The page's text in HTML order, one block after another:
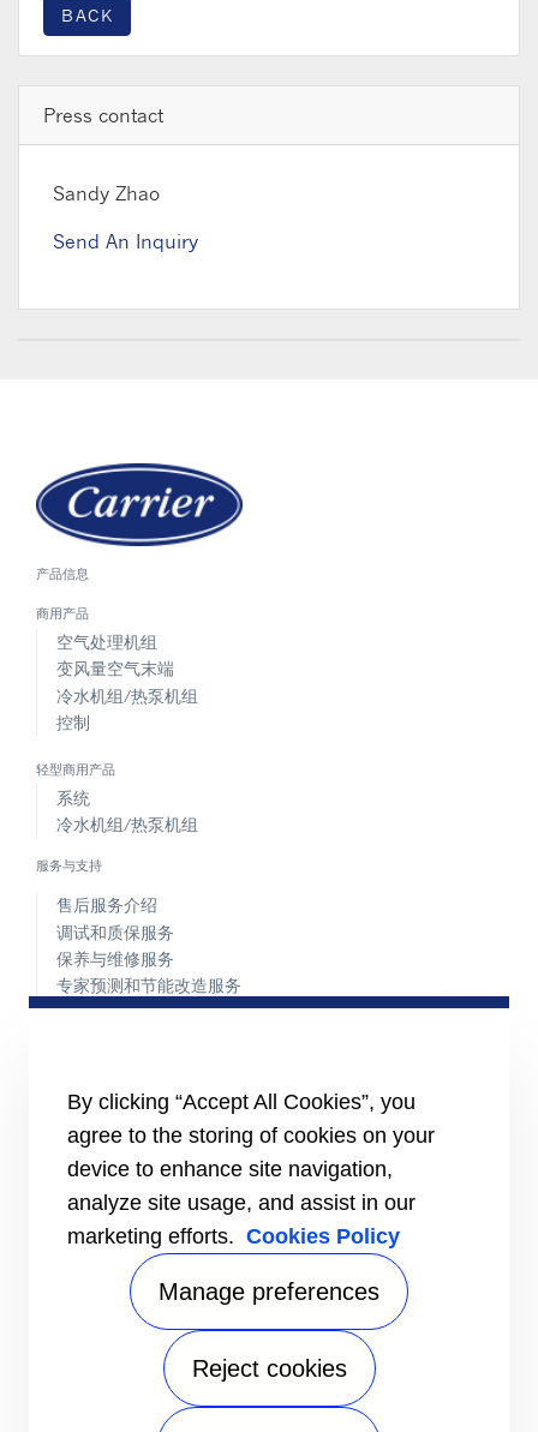
BACK
Press contact
Sandy Zhao
Send An Inquiry
产品信息
商用产品
空气处理机组
变风量空气末端
冷水机组/热泵机组
控制
轻型商用产品
系统
冷水机组/热泵机组
服务与支持
售后服务介绍
调试和质保服务
保养与维修服务
专家预测和节能改造服务
服务热线
概览
智能建筑技术
垂直市场
适用信息
By clicking “Accept All Cookies”, you
agree to the storing of cookies on your
device to enhance site navigation,
analyze site usage, and assist in our
marketing efforts. Cookies Policy
Manage preferences
Reject cookies